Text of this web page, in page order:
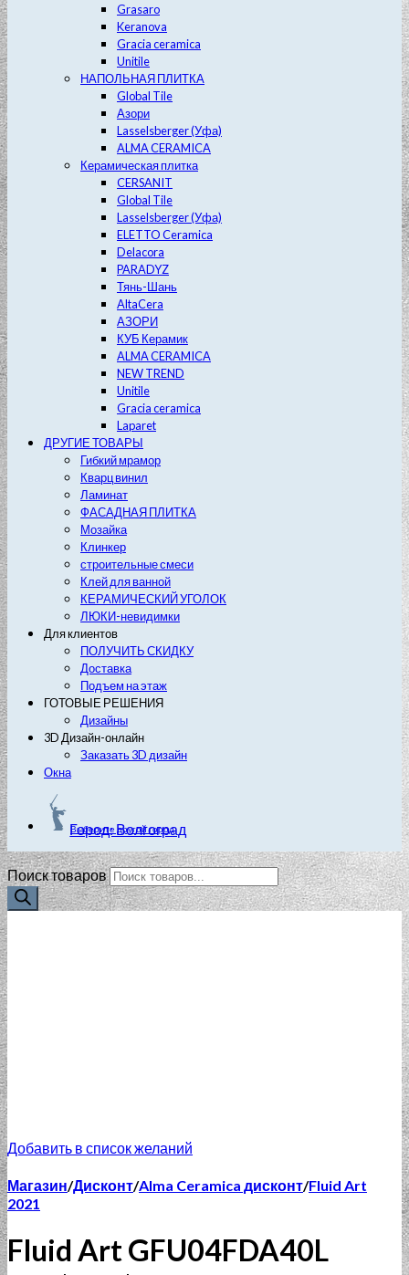
Grasaro
Keranova
Gracia ceramica
Unitile
НАПОЛЬНАЯ ПЛИТКА
Global Tile
Азори
Lasselsberger (Уфа)
ALMA CERAMICA
Керамическая плитка
CERSANIT
Global Tile
Lasselsberger (Уфа)
ELETTO Ceramica
Delacora
PARADYZ
Тянь-Шань
AltaCera
АЗОРИ
КУБ Керамик
ALMA CERAMICA
NEW TREND
Unitile
Gracia ceramica
Laparet
ДРУГИЕ ТОВАРЫ
Гибкий мрамор
Кварц винил
Ламинат
ФАСАДНАЯ ПЛИТКА
Мозайка
Клинкер
строительные смеси
Клей для ванной
КЕРАМИЧЕСКИЙ УГОЛОК
ЛЮКИ-невидимки
Для клиентов
ПОЛУЧИТЬ СКИДКУ
Доставка
Подъем на этаж
ГОТОВЫЕ РЕШЕНИЯ
Дизайны
3D Дизайн-онлайн
Заказать 3D дизайн
Окна
Город: Волгоград
Выберите другой город
Поиск товаров
Добавить в список желаний
Магазин/Дисконт/Alma Ceramica дисконт/Fluid Art
2021
Fluid Art GFU04FDA40L